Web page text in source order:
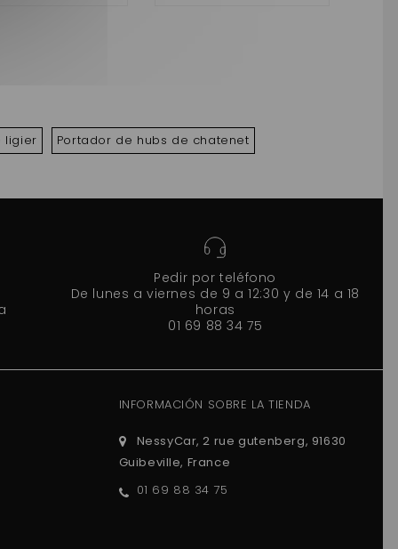
ligier Portador de hubs de chatenet
Pedir por teléfono
De lunes a viernes de 9 a 12:30 y de 14 a 18
horas
01 69 88 34 75
INFORMACIÓN SOBRE LA TIENDA
NessyCar, 2 rue gutenberg, 91630
Guibeville, France
01 69 88 34 75